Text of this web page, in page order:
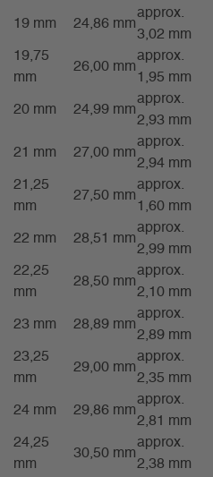
19 mm 24,86 mm
approx.
3,02 mm
19,75
mm
26,00 mm
approx.
1,95 mm
20 mm 24,99 mm
approx.
2,93 mm
21 mm 27,00 mm
approx.
2,94 mm
21,25
mm
27,50 mm
approx.
1,60 mm
22 mm 28,51 mm
approx.
2,99 mm
22,25
mm
28,50 mm
approx.
2,10 mm
23 mm 28,89 mm
approx.
2,89 mm
23,25
mm
29,00 mm
approx.
2,35 mm
24 mm 29,86 mm
approx.
2,81 mm
24,25
mm
30,50 mm
approx.
2,38 mm